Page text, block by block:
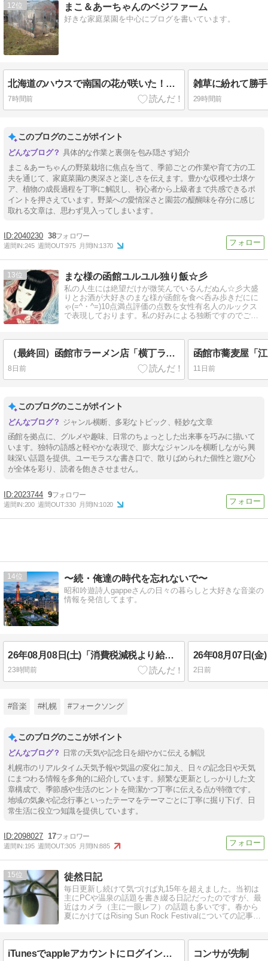
12 まこ＆あーちゃんのベジファーム
好きな家庭菜園を中心にブログを書いています。
北海道のハウスで南国の花が咲いた！パッションフルーツ栽培、まさかの開花
7時間前 29時間前
このブログのここがポイント
具体的な作業と裏側を包み隠さず紹介
まこ＆あーちゃんの野菜栽培に焦点を当て、季節ごとの作業や育て方の工
夫を通じて、家庭菜園の奥深さと楽しさを伝えます。豊かな収穫や土壌ケ
ア、植物の成長過程を丁寧に解説し、初心者から上級者まで共感できるポ
イントを押さえています。野菜への愛情深さと園芸の醍醐味を存分に感じ
取れる文章は、思わず見入ってしまいます。
2040230 38
週間IN:245 週間OUT:975 月間IN:1370
13 まな様の函館ユルユル独り飯☆彡
私の人生には絶望だけが微笑んでいるんだぬん☆彡大盛
りとお酒が大好きのまな様が函館を食べ呑み歩きだにに
ゃ(=^・^=)10点満点評価の点数を女性有名人のルックス
で表現しております。私の好みによる独断ですのでご了
（最終回）函館市ラーメン店「横丁ラーメン」×「小林李衣奈」×「葉月ゆら - 拝啓、お姉さま。」
8日前 11日前
このブログのここがポイント
ジャンル横断、多彩なトピック、軽妙な文章
函館を拠点に、グルメや趣味、日常のちょっとした出来事を巧みに描いて
います。独特の語感と軽やかな表現で、膨大なジャンルを横断しながら興
味深い話題を提供。ユーモラスな書き口で、散りばめられた個性と遊び心
が全体を彩り、読者を飽きさせません。
2023744 9
週間IN:200 週間OUT:330 月間IN:1020
14 〜続・俺達の時代を忘れないで〜
昭和吟遊詩人gappeさんの日々の暮らしと大好きな音楽の
情報を発信してます。
26年08月08日(土)「消費税減税より給付を」
23時間前 2日前
#音楽 #札幌 #フォークソング
このブログのここがポイント
日常の天気や記念日を細やかに伝える解説
札幌市のリアルタイム天気予報や気温の変化に加え、日々の記念日や天気
にまつわる情報を多角的に紹介しています。頻繁な更新としっかりした文
章構成で、季節感や生活のヒントを簡潔かつ丁寧に伝える点が特徴です。
地域の気象や記念行事といったテーマをテーマごとに丁寧に掘り下げ、日
常生活に役立つ知識を提供しています。
2098027 17
週間IN:195 週間OUT:305 月間IN:885
15 徒然日記
毎日更新し続けて気づけば丸15年を超えました。当初は
主にPCや温泉の話題を書き綴る日記だったのですが、最
近はカメラ（主に一眼レフ）の話題も多いです。春から
夏にかけてはRising Sun Rock Festivalについての記事が
iTunesでappleアカウントにログインできない？ コンサが先制